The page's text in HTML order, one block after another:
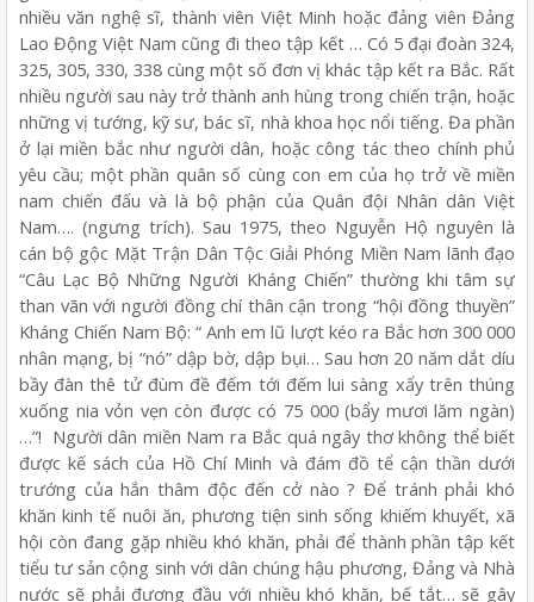
nhiều văn nghệ sĩ, thành viên Việt Minh hoặc đảng viên Đảng
Lao Động Việt Nam cũng đi theo tập kết … Có 5 đại đoàn 324,
325, 305, 330, 338 cùng một số đơn vị khác tập kết ra Bắc. Rất
nhiều người sau này trở thành anh hùng trong chiến trận, hoặc
những vị tướng, kỹ sư, bác sĩ, nhà khoa học nổi tiếng. Đa phần
ở lại miền bắc như người dân, hoặc công tác theo chính phủ
yêu cầu; một phần quân số cùng con em của họ trở về miền
nam chiến đấu và là bộ phận của Quân đội Nhân dân Việt
Nam…. (ngưng trích). Sau 1975, theo Nguyễn Hộ nguyên là
cán bộ gộc Mặt Trận Dân Tộc Giải Phóng Miền Nam lãnh đạo
“Câu Lạc Bộ Những Người Kháng Chiến” thường khi tâm sự
than vãn với người đồng chí thân cận trong “hội đồng thuyền”
Kháng Chiến Nam Bộ: “ Anh em lũ lượt kéo ra Bắc hơn 300 000
nhân mạng, bị “nó” dập bờ, dập bụi… Sau hơn 20 năm dắt díu
bầy đàn thê tử đùm đề đếm tới đếm lui sàng xẩy trên thúng
xuống nia vỏn vẹn còn được có 75 000 (bẩy mươi lăm ngàn)
…”! Người dân miền Nam ra Bắc quá ngây thơ không thể biết
được kế sách của Hồ Chí Minh và đám đồ tể cận thần dưới
trướng của hắn thâm độc đến cở nào ? Để tránh phải khó
khăn kinh tế nuôi ăn, phương tiện sinh sống khiếm khuyết, xã
hội còn đang gặp nhiều khó khăn, phải để thành phần tập kết
tiểu tư sản cộng sinh với dân chúng hậu phương, Đảng và Nhà
nước sẽ phải đương đầu với nhiều khó khăn, bế tắt… sẽ gây